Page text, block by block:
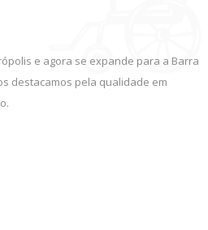
e agora se expande para a Barra
destacamos pela qualidade em